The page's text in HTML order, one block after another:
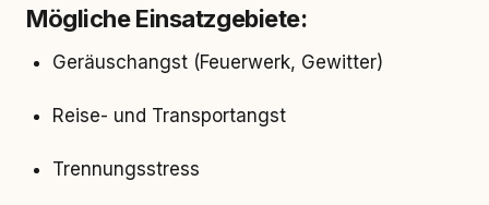
Mögliche Einsatzgebiete:
Geräuschangst (Feuerwerk, Gewitter)
Reise- und Transportangst
Trennungsstress